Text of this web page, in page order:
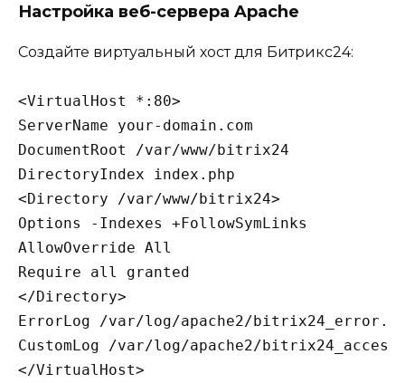
Настройка веб-сервера Apache
Создайте виртуальный хост для Битрикс24:
<VirtualHost *:80>
ServerName your-domain.com
DocumentRoot /var/www/bitrix24
DirectoryIndex index.php
<Directory /var/www/bitrix24>
Options -Indexes +FollowSymLinks
AllowOverride All
Require all granted
</Directory>
ErrorLog /var/log/apache2/
CustomLog /var/log/apache2/